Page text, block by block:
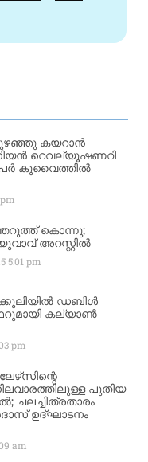
കയറാൻ
റെവല്യൂഷണറി
കുവൈത്തിൽ
കൊന്നു;
അറസ്റ്റിൽ
5:01 pm
ഡബിൾ
കല്യാൺ
pm
പുതിയ
ചലച്ചിത്രതാരം
ഉദ്ഘാടനം
am